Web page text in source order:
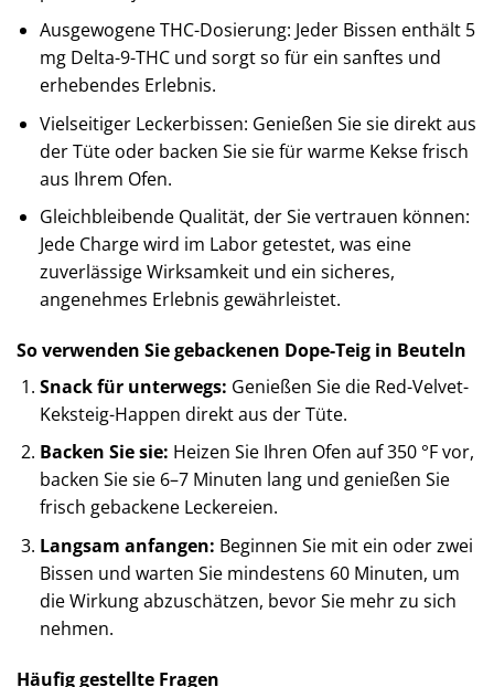
Ausgewogene THC-Dosierung: Jeder Bissen enthält 5
mg Delta-9-THC und sorgt so für ein sanftes und
erhebendes Erlebnis.
Vielseitiger Leckerbissen: Genießen Sie sie direkt aus
der Tüte oder backen Sie sie für warme Kekse frisch
aus Ihrem Ofen.
Gleichbleibende Qualität, der Sie vertrauen können:
Jede Charge wird im Labor getestet, was eine
zuverlässige Wirksamkeit und ein sicheres,
angenehmes Erlebnis gewährleistet.
So verwenden Sie gebackenen Dope-Teig in Beuteln
Snack für unterwegs: Genießen Sie die Red-Velvet-
Keksteig-Happen direkt aus der Tüte.
Backen Sie sie: Heizen Sie Ihren Ofen auf 350 °F vor,
backen Sie sie 6–7 Minuten lang und genießen Sie
frisch gebackene Leckereien.
Langsam anfangen: Beginnen Sie mit ein oder zwei
Bissen und warten Sie mindestens 60 Minuten, um
die Wirkung abzuschätzen, bevor Sie mehr zu sich
nehmen.
Häufig gestellte Fragen